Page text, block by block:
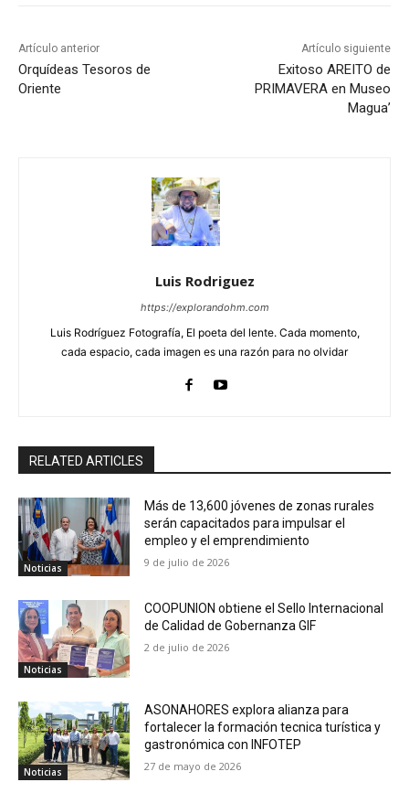
Artículo anterior
Orquídeas Tesoros de
Oriente
Artículo siguiente
Exitoso AREITO de
PRIMAVERA en Museo
Magua’
Luis Rodriguez
https://explorandohm.com
Luis Rodríguez Fotografía, El poeta del lente. Cada momento,
cada espacio, cada imagen es una razón para no olvidar
RELATED ARTICLES
Noticias
Más de 13,600 jóvenes de zonas rurales
serán capacitados para impulsar el
empleo y el emprendimiento
9 de julio de 2026
Noticias
COOPUNION obtiene el Sello Internacional
de Calidad de Gobernanza GIF
2 de julio de 2026
Noticias
ASONAHORES explora alianza para
fortalecer la formación tecnica turística y
gastronómica con INFOTEP
27 de mayo de 2026